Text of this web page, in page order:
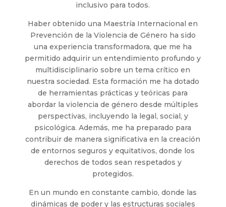
inclusivo para todos.
Haber obtenido una Maestría Internacional en
Prevención de la Violencia de Género ha sido
una experiencia transformadora, que me ha
permitido adquirir un entendimiento profundo y
multidisciplinario sobre un tema crítico en
nuestra sociedad. Esta formación me ha dotado
de herramientas prácticas y teóricas para
abordar la violencia de género desde múltiples
perspectivas, incluyendo la legal, social, y
psicológica. Además, me ha preparado para
contribuir de manera significativa en la creación
de entornos seguros y equitativos, donde los
derechos de todos sean respetados y
protegidos.
En un mundo en constante cambio, donde las
dinámicas de poder y las estructuras sociales